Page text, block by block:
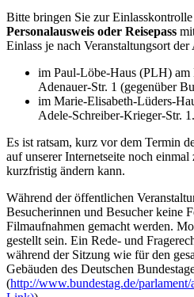
Bitte bringen Sie zur Einlasskontrolle
Personalausweis oder Reisepass
Einlass je nach Veranstaltungsort
im Paul-Löbe-Haus (PLH) am
Adenauer-Str. 1 (gegenüber
im Marie-Elisabeth-Lüders-
Adele-Schreiber-Krieger-Str. 1.
Es ist ratsam, kurz vor dem Termin
auf unserer Internetseite noch
kurzfristig ändern kann.
Während der öffentlichen
Besucherinnen und Besucher keine
Filmaufnahmen gemacht werden.
gestellt sein. Ein Rede- und
während der Sitzung wie für den
Gebäuden des Deutschen
(http://www.bundestag.de/